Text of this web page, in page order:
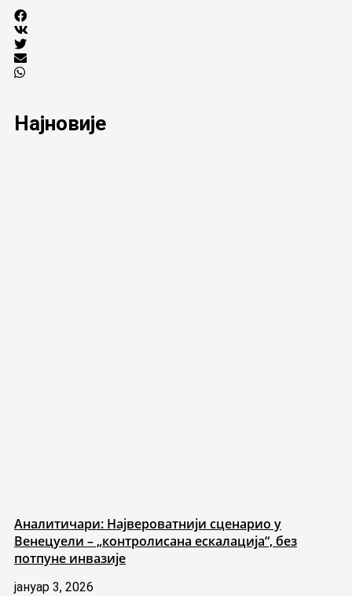
Најновије
Аналитичари: Највероватнији сценарио у
Венецуели – „контролисана ескалација“, без
потпуне инвазије
јануар 3, 2026